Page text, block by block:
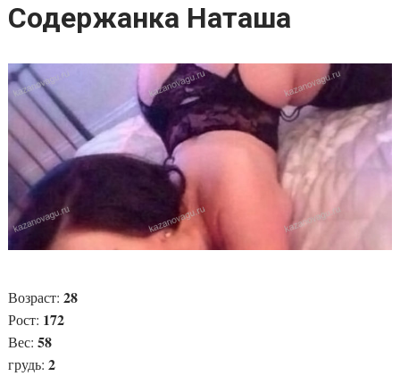
Содержанка Наташа
Возраст: 28
Рост: 172
Вес: 58
грудь: 2